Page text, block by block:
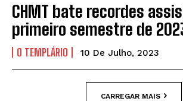
CHMT bate recordes
primeiro semestre de
O TEMPLÁRIO 10 De Julho, 2023
CARREGAR MAIS